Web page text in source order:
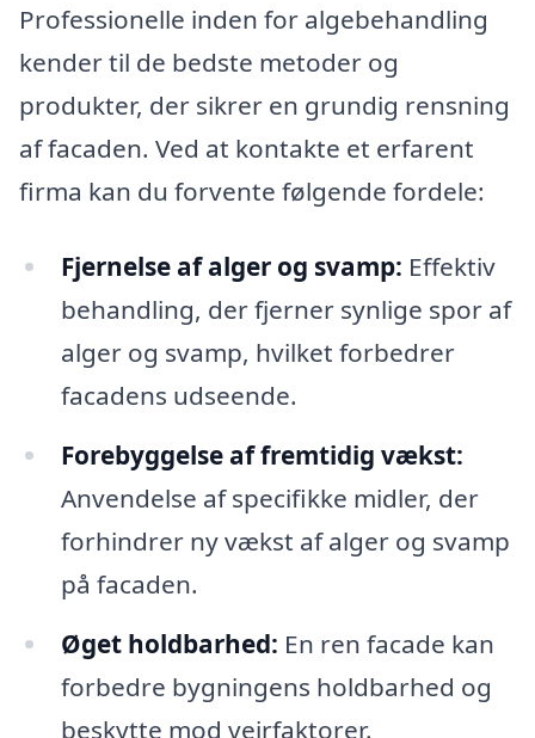
Professionelle inden for algebehandling
kender til de bedste metoder og
produkter, der sikrer en grundig rensning
af facaden. Ved at kontakte et erfarent
firma kan du forvente følgende fordele:
Fjernelse af alger og svamp: Effektiv
behandling, der fjerner synlige spor af
alger og svamp, hvilket forbedrer
facadens udseende.
Forebyggelse af fremtidig vækst:
Anvendelse af specifikke midler, der
forhindrer ny vækst af alger og svamp
på facaden.
Øget holdbarhed: En ren facade kan
forbedre bygningens holdbarhed og
beskytte mod vejrfaktorer.